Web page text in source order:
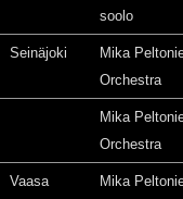
soolo
Seinäjoki
Mika
Orchestra
Mika
Orchestra
Vaasa
Mika